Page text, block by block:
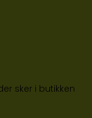
sker i butikken